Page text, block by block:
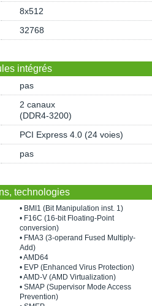
8x512
32768
intégrés
pas
2 canaux
(DDR4-3200)
PCI Express 4.0 (24 voies)
pas
technologies
• BMI1 (Bit Manipulation inst. 1)
• F16C (16-bit Floating-Point
conversion)
• FMA3 (3-operand Fused Multiply-
Add)
• AMD64
• EVP (Enhanced Virus Protection)
• AMD-V (AMD Virtualization)
• SMAP (Supervisor Mode Access
Prevention)